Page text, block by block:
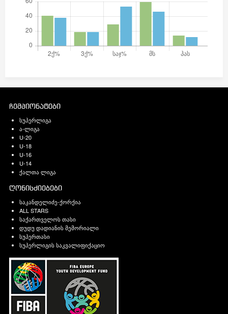
ჩემპიონატები
სუპერლიგა
ა-ლიგა
U-20
U-18
U-16
U-14
ქალთა ლიგა
ღონისძიებები
საკანდელიძე-ქორქია
ALL STARS
საქართველოს თასი
დუდუ დადიანის მემორიალი
სუპერთასი
სუპერლიგის საკვალიფიქაციო